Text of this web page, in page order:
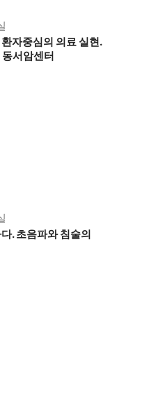
자중심의 의료 실현.
서암센터
. 초음파와 침술의